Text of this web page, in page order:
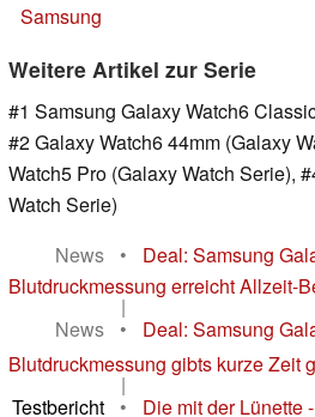
Samsung
Weitere Artikel zur Serie
#1 Samsung Galaxy Watch6
#2 Galaxy Watch6 44mm (Galaxy
Watch5 Pro (Galaxy Watch Serie),
Watch Serie)
News
•
Deal: Samsung
Blutdruckmessung erreicht Allzeit-
|
News
•
Deal: Samsung
Blutdruckmessung gibts kurze Zeit
|
Testbericht
• Die mit der Lünette